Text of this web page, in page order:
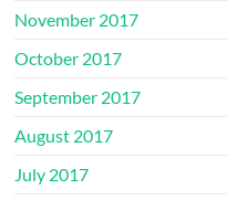
November 2017
October 2017
September 2017
August 2017
July 2017